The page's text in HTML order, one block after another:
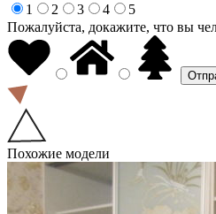
1
2 3 4
5
Пожалуйста, докажите, что вы
Похожие модели